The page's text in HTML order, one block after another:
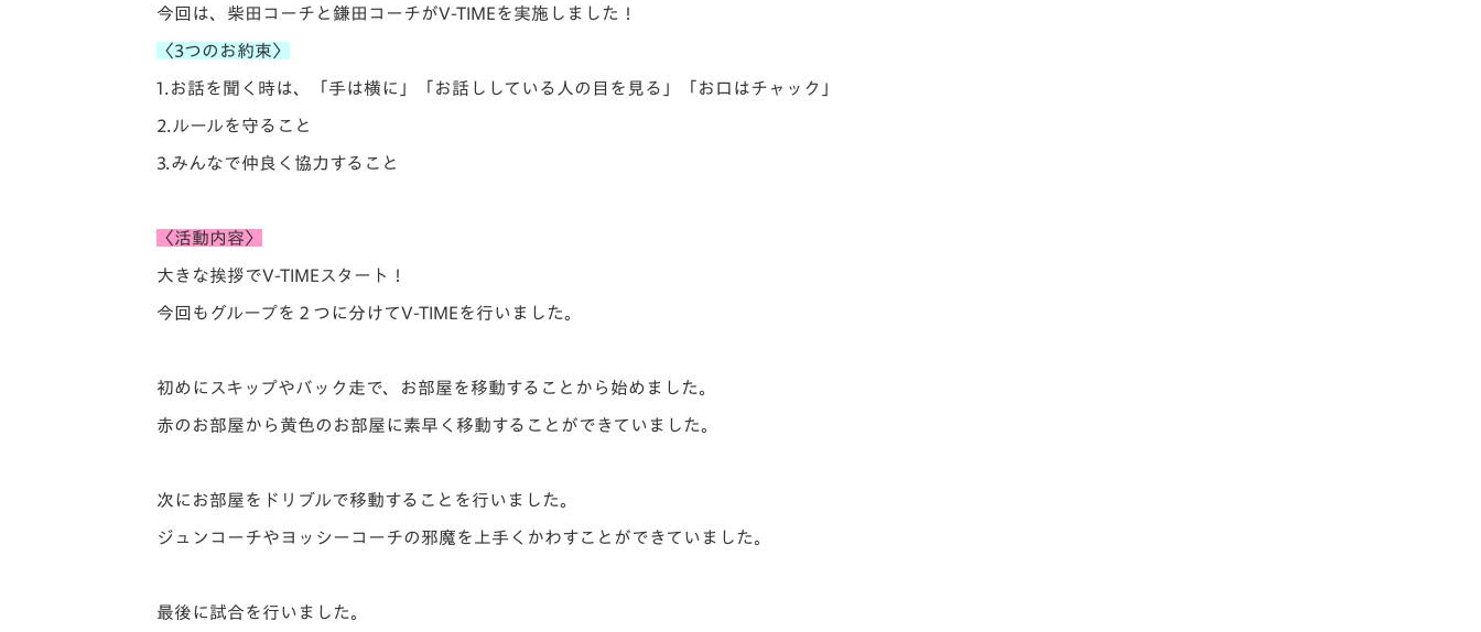
ホームタウン活動
今回は、柴田コーチと鎌田コーチがV-TIMEを実施しました！
〈3つのお約束〉
1.お話を聞く時は、「手は横に」「 お話ししている人の目を見る」「お口はチャック」
2.ルールを守ること
3.みんなで仲良く協力すること
〈活動内容〉
大きな挨拶でV-TIMEスタート！
今回もグループを２つに分けてV-TIMEを行いました。
初めにスキップやバック走で、お部屋を移動することから始めました。
赤のお部屋から黄色のお部屋に素早く移動することができていました。
次にお部屋をドリブルで移動することを行いました。
ジュンコーチやヨッシーコーチの邪魔を上手くかわすことができていました。
最後に試合を行いました。